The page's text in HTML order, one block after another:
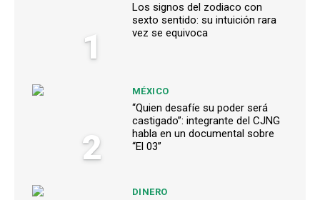
1
Los signos del zodiaco con
sexto sentido: su intuición rara
vez se equivoca
2
MÉXICO
“Quien desafíe su poder será
castigado”: integrante del CJNG
habla en un documental sobre
“El 03”
DINERO